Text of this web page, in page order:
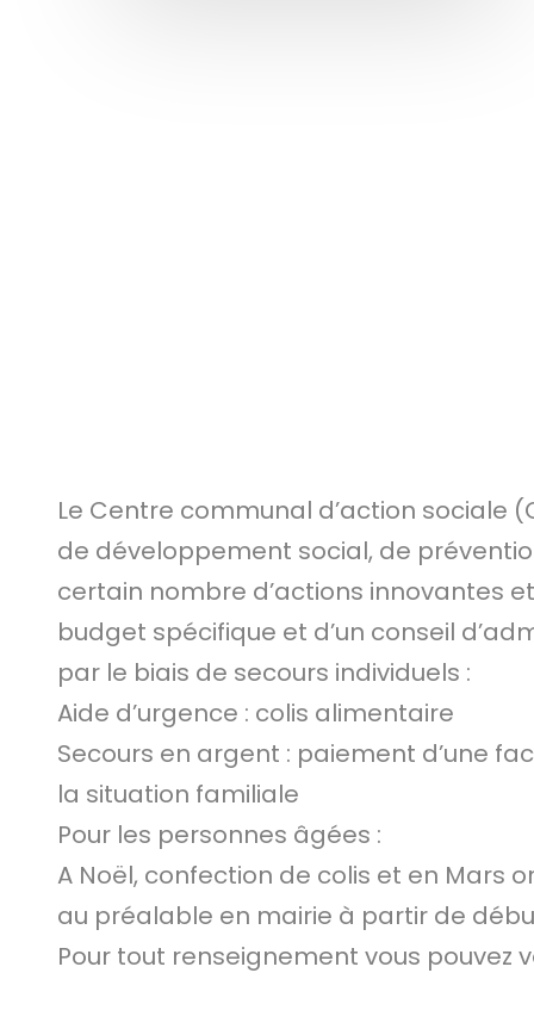
Le Centre communal d’action sociale
de développement social, de
certain nombre d’actions innovantes
budget spécifique et d’un conseil
par le biais de secours individuels :
Aide d’urgence : colis alimentaire
Secours en argent : paiement d’une
la situation familiale
Pour les personnes âgées :
A Noël, confection de colis et en Mars
au préalable en mairie à partir de
Pour tout renseignement vous pouvez